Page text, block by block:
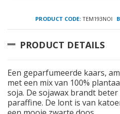
PRODUCT CODE: TEM193NOI
PRODUCT DETAILS
Een geparfumeerde kaars,
met een mix van 100%
soja. De sojawax brandt
paraffine. De lont is van